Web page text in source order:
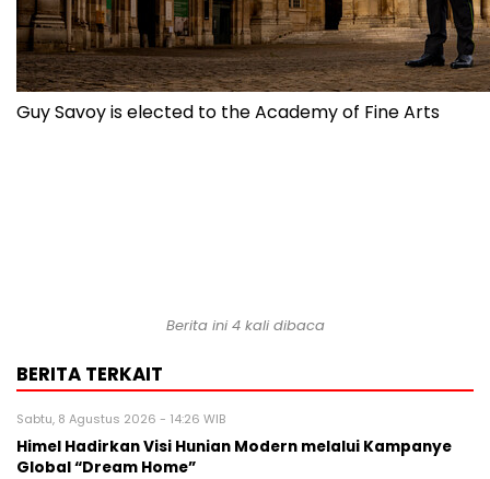
Guy Savoy is elected to the Academy of Fine Arts
Berita ini 4 kali dibaca
BERITA TERKAIT
Sabtu, 8 Agustus 2026 - 14:26 WIB
Himel Hadirkan Visi Hunian Modern melalui Kampanye
Global “Dream Home”